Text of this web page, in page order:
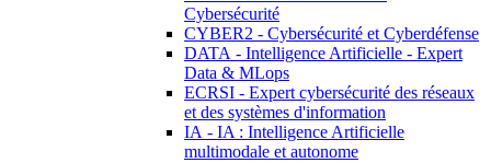
Cybersécurité
CYBER2 - Cybersécurité et Cyberdéfense
DATA - Intelligence Artificielle - Expert
Data & MLops
ECRSI - Expert cybersécurité des réseaux
et des systèmes d'information
IA - IA : Intelligence Artificielle
multimodale et autonome